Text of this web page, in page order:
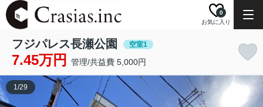
お気に入り
0
フジパレス長瀬公園 空室1
7.45万円 管理/共益費 5,000円
1/29